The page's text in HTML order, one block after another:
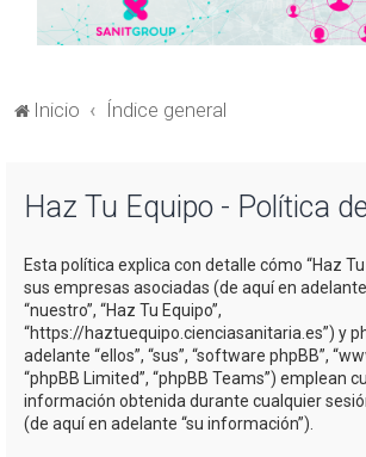
Inicio Índice general
Haz Tu Equipo - Política
Esta política explica con detalle cómo “Haz
sus empresas asociadas (de aquí en adelante
“nuestro”, “Haz Tu Equipo”,
“https://haztuequipo.cienciasanitaria.es”) y
adelante “ellos”, “sus”, “software phpBB”,
“phpBB Limited”, “phpBB Teams”) emplean
información obtenida durante cualquier
(de aquí en adelante “su información”).